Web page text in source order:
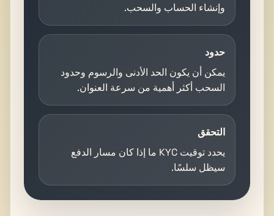
وإنشاء الحساب والسحب.
حدود
يمكن أن يكون الحد الأدنى والرسوم وحدود
السحب أكثر أهمية من سرعة العنوان.
التحقق
يحدد توقيت KYC ما إذا كان مسار الدفع
سيظل سلسًا.